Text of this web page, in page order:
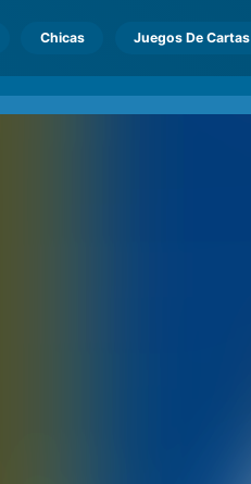
Chicas Juegos De Cartas